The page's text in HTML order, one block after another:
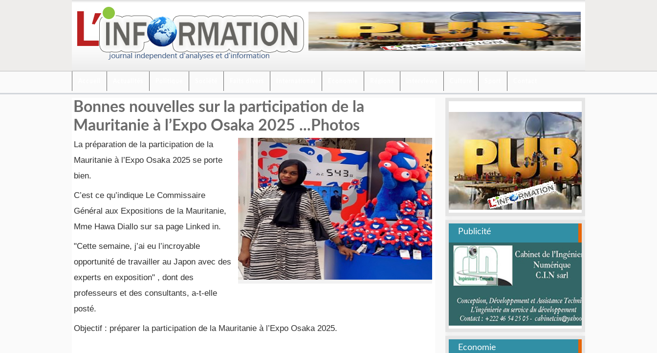
Publicité
Economie
Bonnes nouvelles sur la participation de la
Mauritanie à l’Expo Osaka 2025 ...Photos
La préparation de la participation de la
Mauritanie à l’Expo Osaka 2025 se porte
bien.
C’est ce qu’indique Le Commissaire
Général aux Expositions de la Mauritanie,
Mme Hawa Diallo sur sa page Linked in.
"Cette semaine, j’ai eu l’incroyable
opportunité de travailler au Japon avec des
experts en exposition" , dont des
professeurs et des consultants, a-t-elle
posté.
Objectif : préparer la participation de la Mauritanie à l’Expo Osaka 2025.